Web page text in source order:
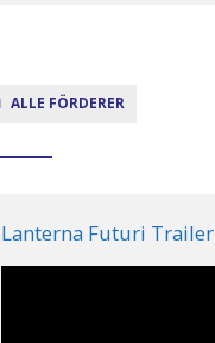
ALLE FÖRDERER
Lanterna Futuri Trailer